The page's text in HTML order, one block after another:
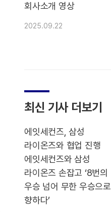
회사소개 영상
2025.09.22
최신 기사 더보기
에잇세컨즈, 삼성
라이온즈와 협업 진행
에잇세컨즈와 삼성
라이온즈 손잡고 ‘8번의
우승 넘어 무한 우승으로
향하다’